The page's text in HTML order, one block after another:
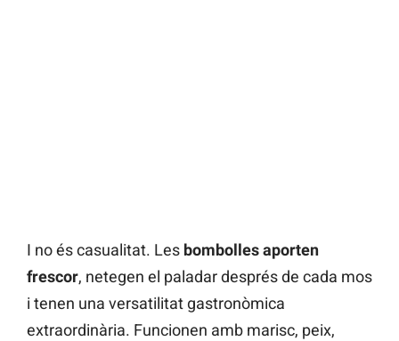
I no és casualitat. Les bombolles aporten
frescor, netegen el paladar després de cada mos
i tenen una versatilitat gastronòmica
extraordinària. Funcionen amb marisc, peix,